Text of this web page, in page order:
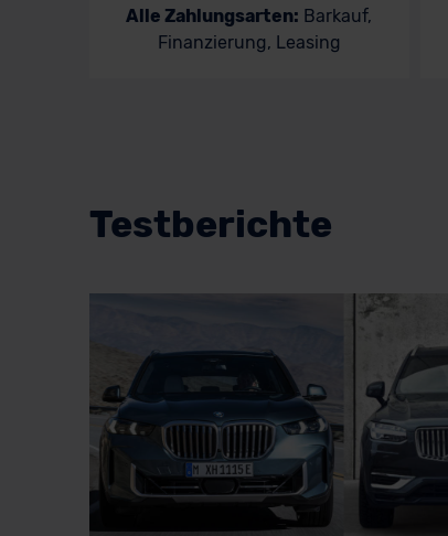
Alle Zahlungsarten: Barkauf,
Finanzierung, Leasing
Testberichte